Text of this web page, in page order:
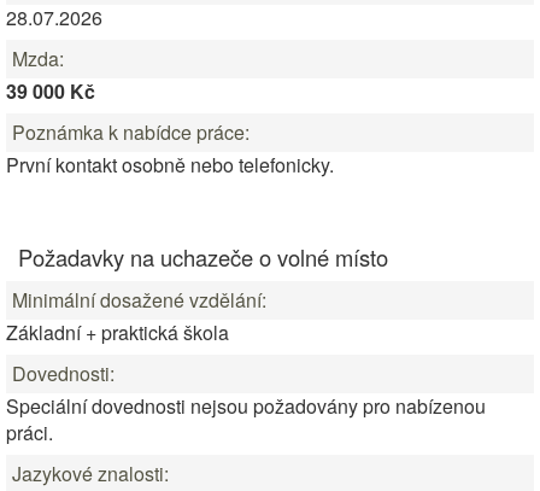
28.07.2026
Mzda:
39 000 Kč
Poznámka k nabídce práce:
První kontakt osobně nebo telefonicky.
Požadavky na uchazeče o volné místo
Minimální dosažené vzdělání:
Základní + praktická škola
Dovednosti:
Speciální dovednosti nejsou požadovány pro nabízenou
práci.
Jazykové znalosti: